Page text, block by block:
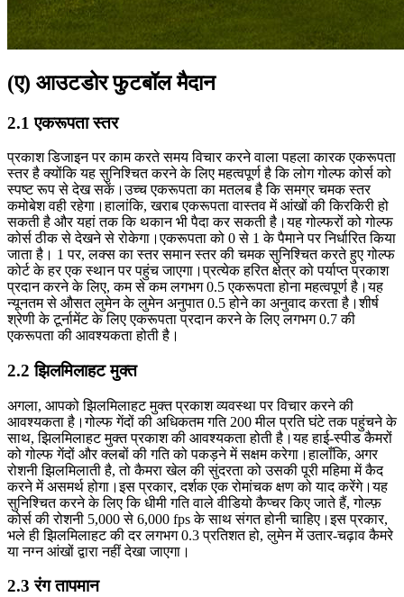
(ए) आउटडोर फुटबॉल मैदान
2.1 एकरूपता स्तर
प्रकाश डिजाइन पर काम करते समय विचार करने वाला पहला कारक एकरूपता
स्तर है क्योंकि यह सुनिश्चित करने के लिए महत्वपूर्ण है कि लोग गोल्फ कोर्स को
स्पष्ट रूप से देख सकें।उच्च एकरूपता का मतलब है कि समग्र चमक स्तर
कमोबेश वही रहेगा।हालांकि, खराब एकरूपता वास्तव में आंखों की किरकिरी हो
सकती है और यहां तक ​​कि थकान भी पैदा कर सकती है।यह गोल्फरों को गोल्फ
कोर्स ठीक से देखने से रोकेगा।एकरूपता को 0 से 1 के पैमाने पर निर्धारित किया
जाता है। 1 पर, लक्स का स्तर समान स्तर की चमक सुनिश्चित करते हुए गोल्फ
कोर्ट के हर एक स्थान पर पहुंच जाएगा।प्रत्येक हरित क्षेत्र को पर्याप्त प्रकाश
प्रदान करने के लिए, कम से कम लगभग 0.5 एकरूपता होना महत्वपूर्ण है।यह
न्यूनतम से औसत लुमेन के लुमेन अनुपात 0.5 होने का अनुवाद करता है।शीर्ष
श्रेणी के टूर्नामेंट के लिए एकरूपता प्रदान करने के लिए लगभग 0.7 की
एकरूपता की आवश्यकता होती है।
2.2 झिलमिलाहट मुक्त
अगला, आपको झिलमिलाहट मुक्त प्रकाश व्यवस्था पर विचार करने की
आवश्यकता है।गोल्फ गेंदों की अधिकतम गति 200 मील प्रति घंटे तक पहुंचने के
साथ, झिलमिलाहट मुक्त प्रकाश की आवश्यकता होती है।यह हाई-स्पीड कैमरों
को गोल्फ गेंदों और क्लबों की गति को पकड़ने में सक्षम करेगा।हालाँकि, अगर
रोशनी झिलमिलाती है, तो कैमरा खेल की सुंदरता को उसकी पूरी महिमा में कैद
करने में असमर्थ होगा।इस प्रकार, दर्शक एक रोमांचक क्षण को याद करेंगे।यह
सुनिश्चित करने के लिए कि धीमी गति वाले वीडियो कैप्चर किए जाते हैं, गोल्फ़
कोर्स की रोशनी 5,000 से 6,000 fps के साथ संगत होनी चाहिए।इस प्रकार,
भले ही झिलमिलाहट की दर लगभग 0.3 प्रतिशत हो, लुमेन में उतार-चढ़ाव कैमरे
या नग्न आंखों द्वारा नहीं देखा जाएगा।
2.3 रंग तापमान